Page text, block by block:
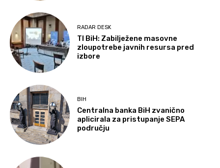
RADAR DESK
TI BiH: Zabilježene masovne
zloupotrebe javnih resursa pred
izbore
BIH
Centralna banka BiH zvanično
aplicirala za pristupanje SEPA
području